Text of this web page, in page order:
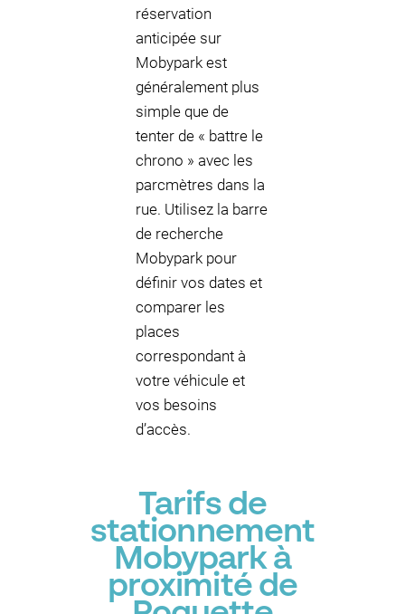
réservation
anticipée sur
Mobypark est
généralement plus
simple que de
tenter de « battre le
chrono » avec les
parcmètres dans la
rue. Utilisez la barre
de recherche
Mobypark pour
définir vos dates et
comparer les
places
correspondant à
votre véhicule et
vos besoins
d’accès.
Tarifs de
stationnement
Mobypark à
proximité de